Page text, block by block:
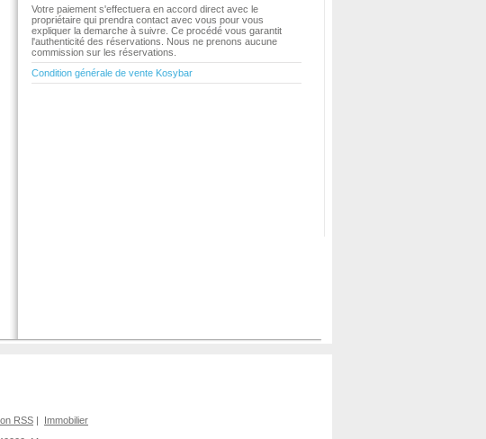
Votre paiement s'effectuera en accord direct avec le
propriétaire qui prendra contact avec vous pour vous
expliquer la demarche à suivre. Ce procédé vous garantit
l'authenticité des réservations. Nous ne prenons aucune
commission sur les réservations.
Condition générale de vente Kosybar
RSS |
Immobilier